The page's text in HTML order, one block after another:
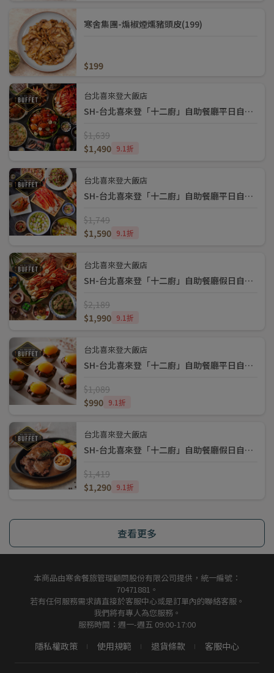
寒舍集團-煸椒煙燻豬頭皮(199)
$199
台北喜來登大飯店
SH-台北喜來登「十二廚」自助餐廳平日自助午餐券(1490)
$1,639
$1,490 9.1折
台北喜來登大飯店
SH-台北喜來登「十二廚」自助餐廳平日自助晚餐券(1590)
$1,749
$1,590 9.1折
台北喜來登大飯店
SH-台北喜來登「十二廚」自助餐廳假日自助餐券(1990)
$2,189
$1,990 9.1折
台北喜來登大飯店
SH-台北喜來登「十二廚」自助餐廳平日自助下午茶券(990)
$1,089
$990 9.1折
台北喜來登大飯店
SH-台北喜來登「十二廚」自助餐廳假日自助下午茶券(1290)
$1,419
$1,290 9.1折
查看更多
本商品由寒舍餐旅管理顧問股份有限公司提供，統一編號：
70471881。
若有任何服務需求請直接於客服中心或是訂單內的聯絡客服。
我們將有專人為您服務。
服務時間：週一-週五 09:00-17:00
隱私權政策 使用規範 退貨條款 客服中心